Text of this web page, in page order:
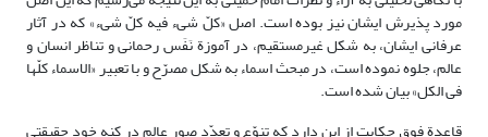
مورد پذیرش ایشان نیز بوده است. اصل «کلّ شیء فیه کلّ شیء» که در آثار
عرفانی ایشان، به شکل غیرمستقیم، در آموزة نَفَس رحمانی و تناظر انسان و
عالم، جلوه نموده است، در مبحث اسماء به شکل مصرّح و با تعبیر «الاسماء کلّها
فی الکل» بیان شده است.